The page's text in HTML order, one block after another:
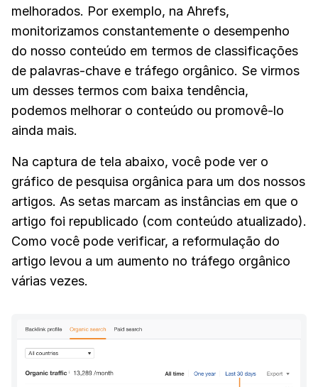
melhorados. Por exemplo, na Ahrefs,
monitorizamos constantemente o desempenho
do nosso conteúdo em termos de classificações
de palavras-chave e tráfego orgânico. Se virmos
um desses termos com baixa tendência,
podemos melhorar o conteúdo ou promovê-lo
ainda mais.
Na captura de tela abaixo, você pode ver o
gráfico de pesquisa orgânica para um dos nossos
artigos. As setas marcam as instâncias em que o
artigo foi republicado (com conteúdo atualizado).
Como você pode verificar, a reformulação do
artigo levou a um aumento no tráfego orgânico
várias vezes.